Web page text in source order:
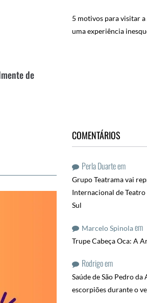
de
5 motivos para visitar
uma experiência
COMENTÁRIOS
Perla Duarteem
Grupo Teatrama vai
Internacional de
Sul
Marcelo Spinolaem
Trupe Cabeça Oca: A
Rodrigoem
Saúde de São Pedro
escorpiões durante o